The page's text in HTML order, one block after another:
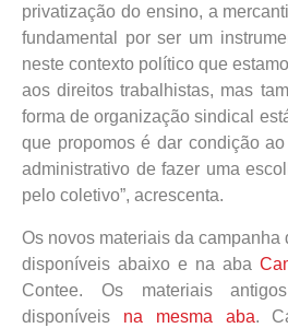
privatização do ensino, a
fundamental por ser um
neste contexto político que
aos direitos trabalhistas, mas
forma de organização sindical
que propomos é dar condição
administrativo de fazer uma
pelo coletivo”, acrescenta.
Os novos materiais da
disponíveis abaixo e na aba
Contee. Os materiais
disponíveis na mesma aba.